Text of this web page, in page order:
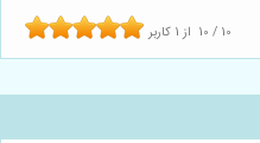
10 / 10 از1 کاربر